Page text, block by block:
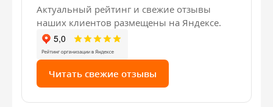
Актуальный рейтинг и свежие отзывы
наших клиентов размещены на Яндексе.
Читать свежие отзывы